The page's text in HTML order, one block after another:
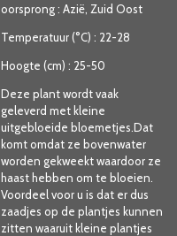
oorsprong: Azië, Zuid Oost
Temperatuur (°C) : 22-28
Hoogte (cm) : 25-50
Deze plant wordt vaak
geleverd met kleine
uitgebloeide bloemetjes.Dat
komt omdat ze bovenwater
worden gekweekt waardoor ze
haast hebben om te bloeien.
Voordeel voor u is dat er dus
zaadjes op de plantjes kunnen
zitten waaruit kleine plantjes